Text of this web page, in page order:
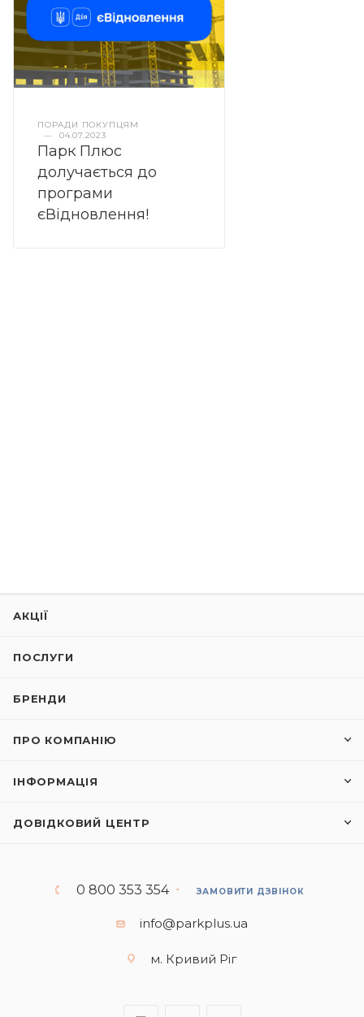
ПОРАДИ ПОКУПЦЯМ
—
04.07.2023
Парк Плюс
долучається до
програми
єВідновлення!
АКЦІЇ
ПОСЛУГИ
БРЕНДИ
ПРО КОМПАНІЮ
ІНФОРМАЦІЯ
ДОВІДКОВИЙ ЦЕНТР
0 800 353 354 ЗАМОВИТИ ДЗВІНОК
info@parkplus.ua
м. Кривий Ріг